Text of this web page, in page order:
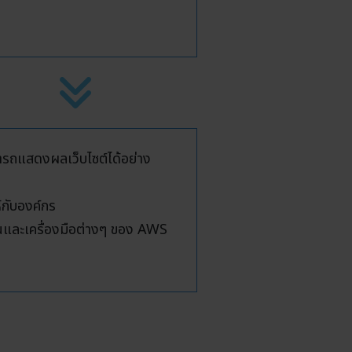
ถแสดงผลเว็บไซต์ได้อย่าง
บองค์กร
ะเครื่องมือต่างๆ ของ AWS